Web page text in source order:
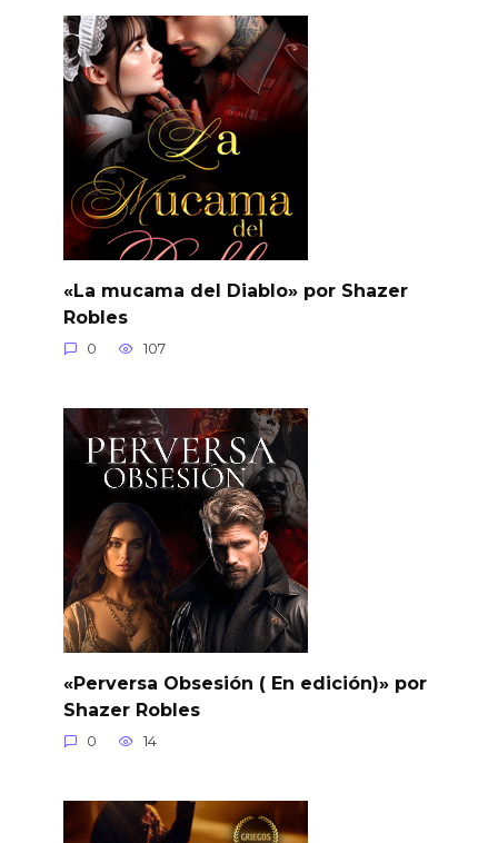
«La mucama del Diablo» por Shazer
Robles
0 107
«Perversa Obsesión ( En edición)» por
Shazer Robles
0 14